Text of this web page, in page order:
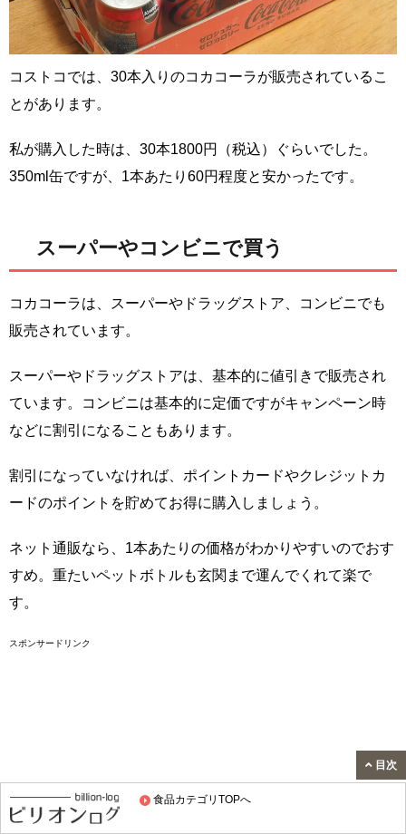
食品カテゴリTOPへ
コストコでは、30本入りのコカコーラが販売されているこ
とがあります。
私が購入した時は、30本1800円（税込）ぐらいでした。
350ml缶ですが、1本あたり60円程度と安かったです。
スーパーやコンビニで買う
コカコーラは、スーパーやドラッグストア、コンビニでも
販売されています。
スーパーやドラッグストアは、基本的に値引きで販売され
ています。コンビニは基本的に定価ですがキャンペーン時
などに割引になることもあります。
割引になっていなければ、ポイントカードやクレジットカ
ードのポイントを貯めてお得に購入しましょう。
ネット通販なら、1本あたりの価格がわかりやすいのでおす
すめ。重たいペットボトルも玄関まで運んでくれて楽で
す。
スポンサードリンク
目次